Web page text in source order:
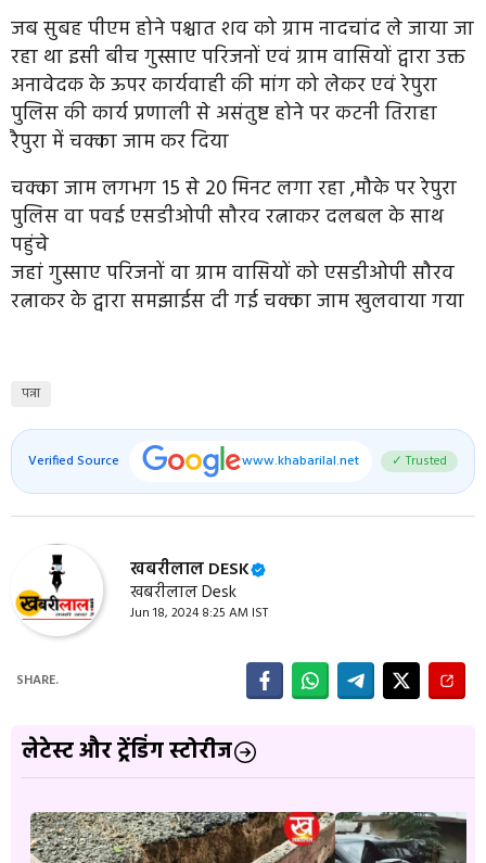
जब सुबह पीएम होने पश्चात शव को ग्राम नादचांद ले जाया जा
रहा था इसी बीच गुस्साए परिजनों एवं ग्राम वासियों द्वारा उक्त
अनावेदक के ऊपर कार्यवाही की मांग को लेकर एवं रेपुरा
पुलिस की कार्य प्रणाली से असंतुष्ट होने पर कटनी तिराहा
रैपुरा में चक्का जाम कर दिया
चक्का जाम लगभग 15 से 20 मिनट लगा रहा ,मौके पर रेपुरा
पुलिस वा पवई एसडीओपी सौरव रत्नाकर दलबल के साथ
पहुंचे
जहां गुस्साए परिजनों वा ग्राम वासियों को एसडीओपी सौरव
रत्नाकर के द्वारा समझाईस दी गई चक्का जाम खुलवाया गया
पन्ना
Verified Source www.khabarilal.net ✓ Trusted
खबरीलाल DESK
खबरीलाल Desk
Jun 18, 2024 8:25 AM IST
SHARE.
लेटेस्ट और ट्रेंडिंग स्टोरीज